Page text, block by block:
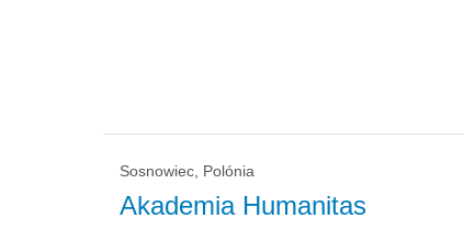
Sosnowiec, Polónia
Akademia Humanitas